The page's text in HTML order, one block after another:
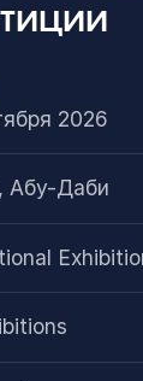
2026
Абу-Даби